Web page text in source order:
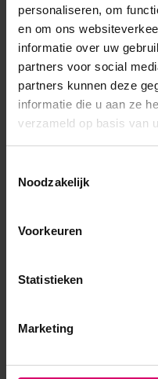
personaliseren, om
en om ons
informatie over uw
partners voor social
partners kunnen deze
informatie die u aan ze
verzameld op basis van
Noodzakelijk
Voorkeuren
Statistieken
Marketing
Artikelnummer
SKU